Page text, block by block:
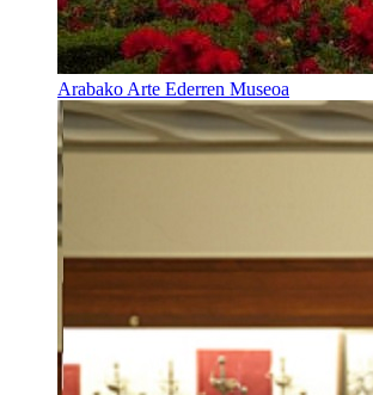
Arabako Arte Ederren Museoa